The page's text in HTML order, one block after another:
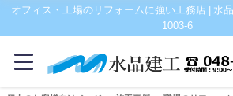
オフィス・工場のリフォームに強い工務店 | 水
1003-6